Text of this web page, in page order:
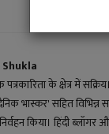
के क्षेत्र में
भास्कर' सहित विभिन्न
किया। हिंदी